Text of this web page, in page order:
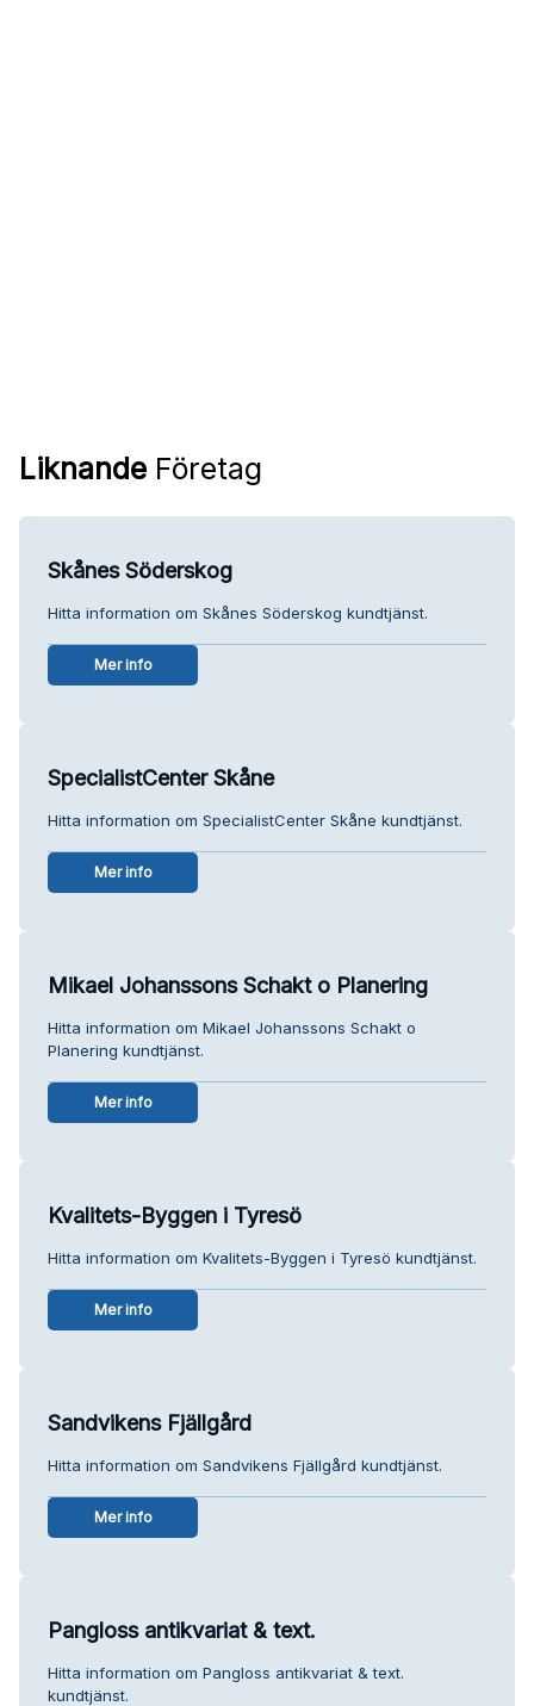
Liknande Företag
Skånes Söderskog
Hitta information om Skånes Söderskog kundtjänst.
Mer info
SpecialistCenter Skåne
Hitta information om SpecialistCenter Skåne kundtjänst.
Mer info
Mikael Johanssons Schakt o Planering
Hitta information om Mikael Johanssons Schakt o
Planering kundtjänst.
Mer info
Kvalitets-Byggen i Tyresö
Hitta information om Kvalitets-Byggen i Tyresö kundtjänst.
Mer info
Sandvikens Fjällgård
Hitta information om Sandvikens Fjällgård kundtjänst.
Mer info
Pangloss antikvariat & text.
Hitta information om Pangloss antikvariat & text.
kundtjänst.